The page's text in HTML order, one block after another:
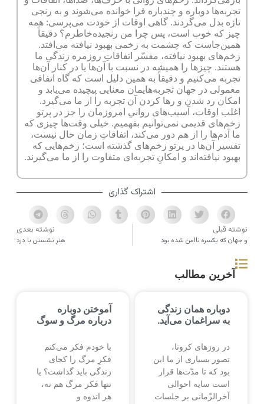
تجربه‌ها دوباره و چندباره فرا خوانده می‌شوند و به رنجی
تازه بدل می‌گردند. گاهی اوقات از خودت می‌پرسی: همه
چیز که خوب است، پس چرا من رنجیده‌خاطرم؟ دقیقاً
همین‌جاست که چشمت به زخمی بهبود نیافته می‌افتد.
زخم‌های بهبود نیافته، مفسّر اتفاقاتِ روزمره زندگی ما
هستند. چیزها را همیشه در نسبت با آن‌ها یا در کنار آن‌ها
تجربه می‌کنیم و دقیقاً به همین دلیل است که گاه اتفاقی
معمولی در جهان تجربه‌هایمان معنایی پیچیده می‌یابد و
امکان رد شدن و رها کردن آن تجربه را از ما می‌گیرد.
اغلب اوقات، آسیب‌های روانیِ امروزمان را جز در پرتو
زخم‌های قدیمی نمی‌توانیم بفهمیم. خیلی وقت‌ها چیزی که
ما آدم‌ها را از هم دور می‌کند، اتفاقاتِ زمان حال نیست،
تفسیر آن‌ها در پرتو زخم‌های گذشته است؛ زخم‌هایی که
بهبود نیافته‌اند و امکانِ تجربه‌ای متفاوت را از ما می‌گیرند.
اشتراک گذاری
نوشته قبلی
و جهان که یکسره ناامن شده بود
نوشته بعدی
هنرِ نشستن با درد
آخرین مطالب
دوباره همان زندگی
به سراغمان می‌آید.
در روزهای کرونا،
تصور بسیاری از ما این
بود که تا مدّت‌ها قرار
است سایه احوالی
آخرالزّمانی بر جلسات
آموختن دوباره
درباره مرگ و سوگ
با خودم فکر می‌کنم
فکرِ مرگ را کجای
زندگی باید گذاشت؟ یا
تنها فکر مرگ هم نه،
هر اندوه و